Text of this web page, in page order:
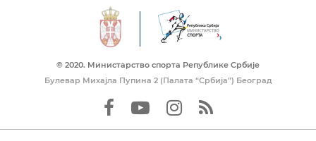
© 2020. Mинистарство спорта Републике Србије
Булевар Михајла Пупина 2 (Палата “Србија”) Београд